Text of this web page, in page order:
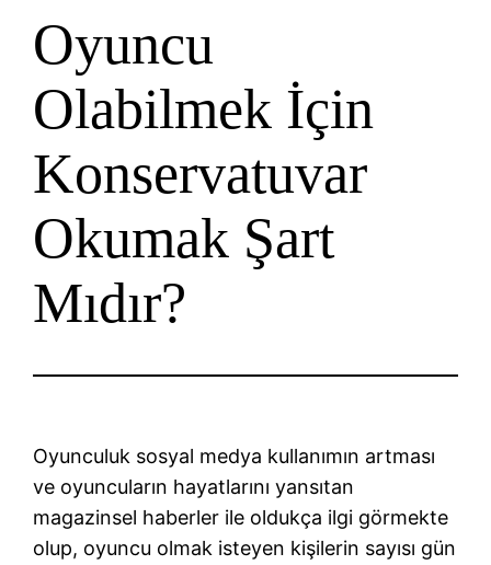
Oyuncu
Olabilmek İçin
Konservatuvar
Okumak Şart
Mıdır?
Oyunculuk sosyal medya kullanımın artması
ve oyuncuların hayatlarını yansıtan
magazinsel haberler ile oldukça ilgi görmekte
olup, oyuncu olmak isteyen kişilerin sayısı gün